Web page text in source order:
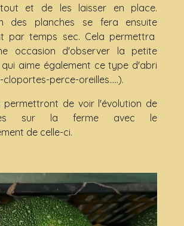
et de les laisser en place.
des planches se fera ensuite
par temps sec. Cela permettra
occasion d'observer la petite
aime également ce type d'abri
perce-oreilles.....).
permettront de voir l'évolution de
sur la ferme avec le
de celle-ci.